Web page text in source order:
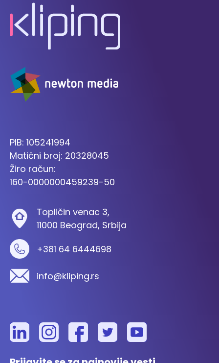
PIB: 105241994
Matični broj: 20328045
Žiro račun:
160-0000000459239-50
Topličin venac 3,
11000 Beograd, Srbija
+381 64 6444698
info@kliping.rs